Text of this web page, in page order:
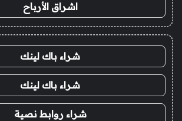
اشراق الأرباح
شراء باك لينك
شراء باك لينك
شراء روابط نصية